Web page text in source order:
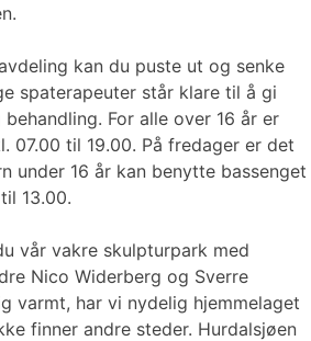
kan du puste ut og senke
spaterapeuter står klare til å gi
For alle over 16 år er
07.00 til 19.00. På fredager er det
under 16 år kan benytte bassenget
13.00.
vår vakre skulpturpark med
Nico Widerberg og Sverre
varmt, har vi nydelig hjemmelaget
finner andre steder. Hurdalsjøen